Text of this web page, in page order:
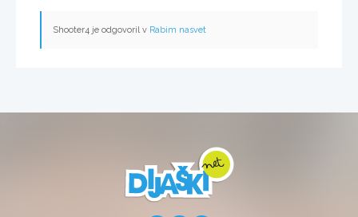
Shooter4 je odgovoril v Rabim nasvet